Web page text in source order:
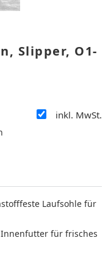
Slipper, O1-
inkl. MwSt.
Laufsohle für
für frisches